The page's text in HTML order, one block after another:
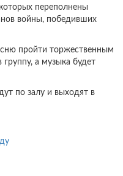
переполнены
войны, победивших
пройти торжественным
а музыка будет
по залу и выходят в